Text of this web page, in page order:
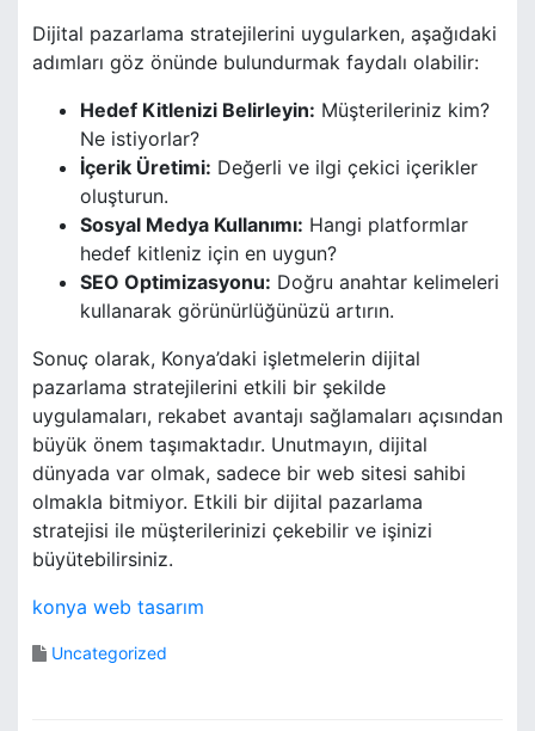
Dijital pazarlama stratejilerini uygularken, aşağıdaki
adımları göz önünde bulundurmak faydalı olabilir:
Hedef Kitlenizi Belirleyin: Müşterileriniz kim?
Ne istiyorlar?
İçerik Üretimi: Değerli ve ilgi çekici içerikler
oluşturun.
Sosyal Medya Kullanımı: Hangi platformlar
hedef kitleniz için en uygun?
SEO Optimizasyonu: Doğru anahtar kelimeleri
kullanarak görünürlüğünüzü artırın.
Sonuç olarak, Konya’daki işletmelerin dijital
pazarlama stratejilerini etkili bir şekilde
uygulamaları, rekabet avantajı sağlamaları açısından
büyük önem taşımaktadır. Unutmayın, dijital
dünyada var olmak, sadece bir web sitesi sahibi
olmakla bitmiyor. Etkili bir dijital pazarlama
stratejisi ile müşterilerinizi çekebilir ve işinizi
büyütebilirsiniz.
konya web tasarım
Uncategorized